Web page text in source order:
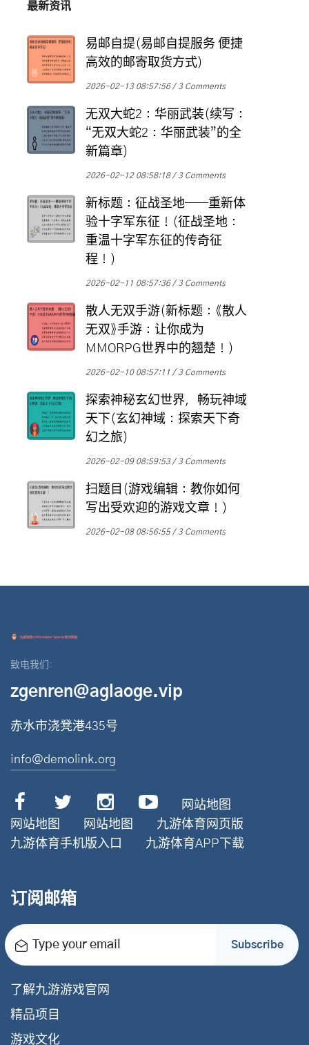
最新资讯
易邮自提(易邮自提服务 便捷
高效的邮寄取货方式)
2026-02-13 08:57:56 3 Comments
无双大蛇2：华丽武装(续写：
“无双大蛇2：华丽武装”的全
新篇章)
2026-02-12 08:58:18 3 Comments
新标题：征战圣地——重新体
验十字军东征！(征战圣地：
重温十字军东征的传奇征
程！)
2026-02-11 08:57:36 3 Comments
散人无双手游(新标题：《散人
无双》手游：让你成为
MMORPG世界中的翘楚！)
2026-02-10 08:57:11 3 Comments
探索神秘玄幻世界，畅玩神域
天下(玄幻神域：探索天下奇
幻之旅)
2026-02-09 08:59:53 3 Comments
扫题目(游戏编辑：教你如何
写出受欢迎的游戏文章！)
2026-02-08 08:56:55 3 Comments
致电我们:
zgenren@aglaoge.vip
赤水市浇凳港435号
info@demolink.org
网站地图
网站地图
网站地图
九游体育网页版
九游体育手机版入口
九游体育APP下载
订阅邮箱
Type your email Subscribe
了解九游游戏官网
精品项目
游戏文化